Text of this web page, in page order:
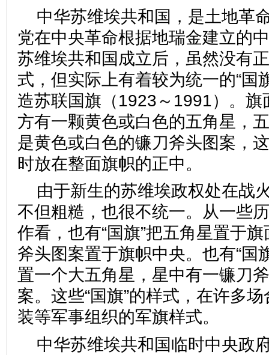
中华苏维埃共和国，是土地革
党在中央革命根据地瑞金建立的
苏维埃共和国成立后，虽然没有
式，但实际上有着较为统一的“国
造苏联国旗（1923～1991）。旗
方有一颗黄色或白色的五角星，
是黄色或白色的镰刀斧头图案，
时放在整面旗帜的正中。
由于新生的苏维埃政权处在战
不但粗糙，也很不统一。从一些
作看，也有“国旗”把五角星置于
斧头图案置于旗帜中央。也有“国
置一个大五角星，星中有一镰刀
案。这些“国旗”的样式，在许多
装等军事组织的军旗样式。
中华苏维埃共和国临时中央政